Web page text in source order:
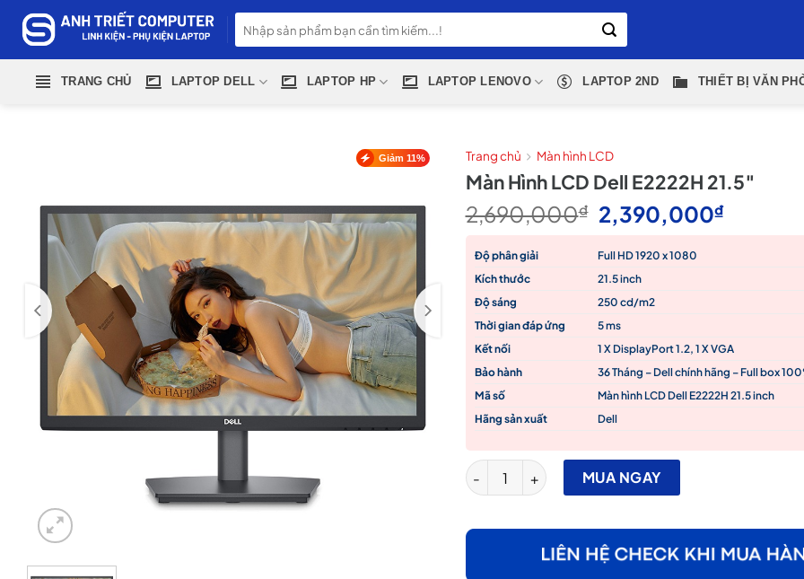
content
kiếm:
TRANG CHỦ LAPTOP DELL LAPTOP HP LAPTOP LENOVO LAPTOP 2ND THIẾT BỊ VĂN
Giảm 11% Trang chủ Màn hình LCD
Màn Hình LCD Dell E2222H 21.5″
2,690,000₫ Giá
gốc
là:
2,690,000₫.
2,390,000₫Giá
Độ phân giải
Full HD 1920 x 1080
Kích thước
21.5 inch
Độ sáng
250 cd/m2
Thời gian đáp ứng
5 ms
Kết nối
1 X DisplayPort 1.2, 1 X VGA
Bảo hành
36 Tháng – Dell chính hãng – Full box
Mã số
Màn hình LCD Dell E2222H 21.5 inch
Hãng sản xuất
Dell
Màn Hình LCD Dell E2222H 21.5″ số lượng
MUA NGAY